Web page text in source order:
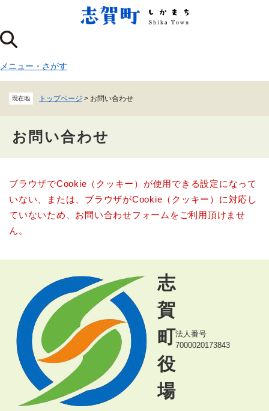
ジ
の
頭
で
メニューを飛ばして本文へ
メニュー ・ さがす
現在地 トップページ > お問い合わせ
お問い合わせ
文
ブラウザでCookie（クッキー）が使用できる設定になって
いない、または、ブラウザがCookie（クッキー）に対応し
ていないため、お問い合わせフォームをご利用頂けませ
ん。
志
賀
町
役
場
法人番号
7000020173843